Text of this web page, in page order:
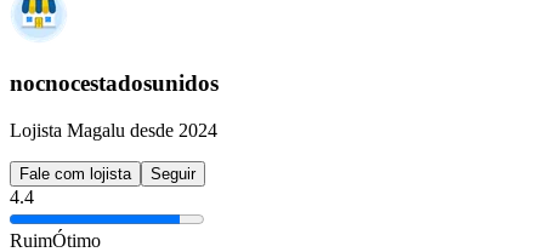
nocnocestadosunidos
Lojista Magalu desde 2024
Fale com lojista Seguir
4.4
RuimÓtimo